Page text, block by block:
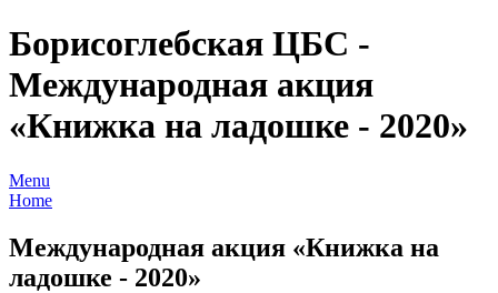
Борисоглебская ЦБС -
Международная акция
«Книжка на ладошке - 2020»
Menu
Home
Международная акция «Книжка на
ладошке - 2020»